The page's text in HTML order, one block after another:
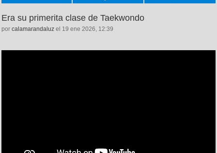
Era su primerita clase de Taekwondo
por calamarandaluz el 19 ene 2026, 12:39